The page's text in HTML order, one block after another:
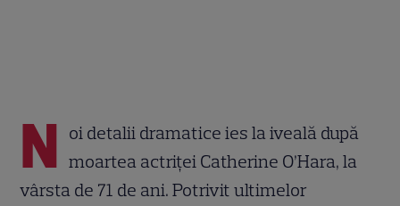
N oi detalii dramatice ies la iveală după
moartea actriței Catherine O’Hara, la
vârsta de 71 de ani. Potrivit ultimelor